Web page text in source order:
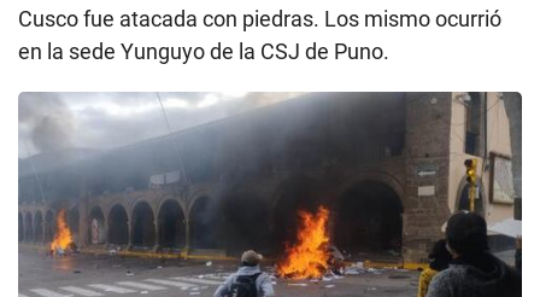
Cusco fue atacada con piedras. Los mismo ocurrió
en la sede Yunguyo de la CSJ de Puno.